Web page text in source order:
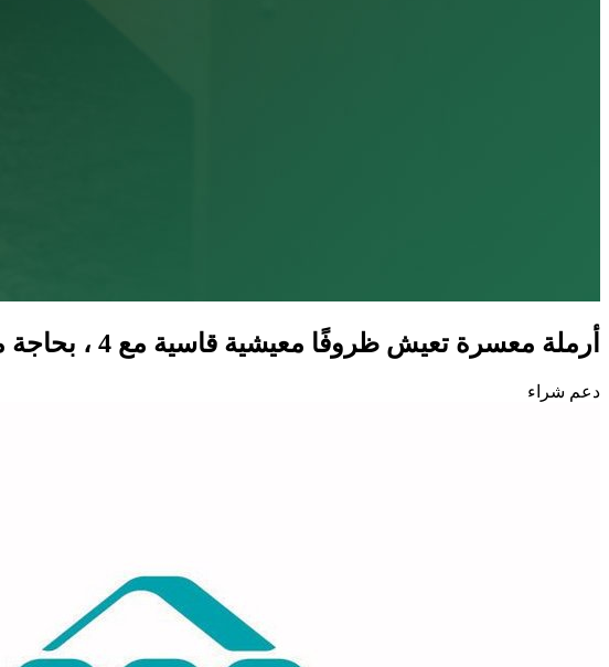
أرملة معسرة تعيش ظروفًا معيشية قاسية مع 4 ، بحاجة ماسة لمسكن يخفف عنهم مشقة الحياة.
دعم شراء